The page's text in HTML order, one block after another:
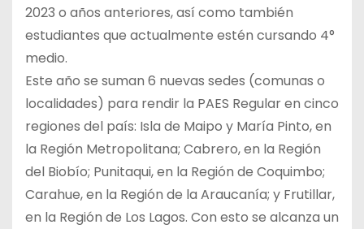
2023 o años anteriores, así como también
estudiantes que actualmente estén cursando 4°
medio.
Este año se suman 6 nuevas sedes (comunas o
localidades) para rendir la PAES Regular en cinco
regiones del país: Isla de Maipo y María Pinto, en
la Región Metropolitana; Cabrero, en la Región
del Biobío; Punitaqui, en la Región de Coquimbo;
Carahue, en la Región de la Araucanía; y Frutillar,
en la Región de Los Lagos. Con esto se alcanza un